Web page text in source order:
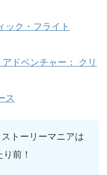
ック・フライト
ドベンチャー： クリ
ス
トーリーマニアは
前！